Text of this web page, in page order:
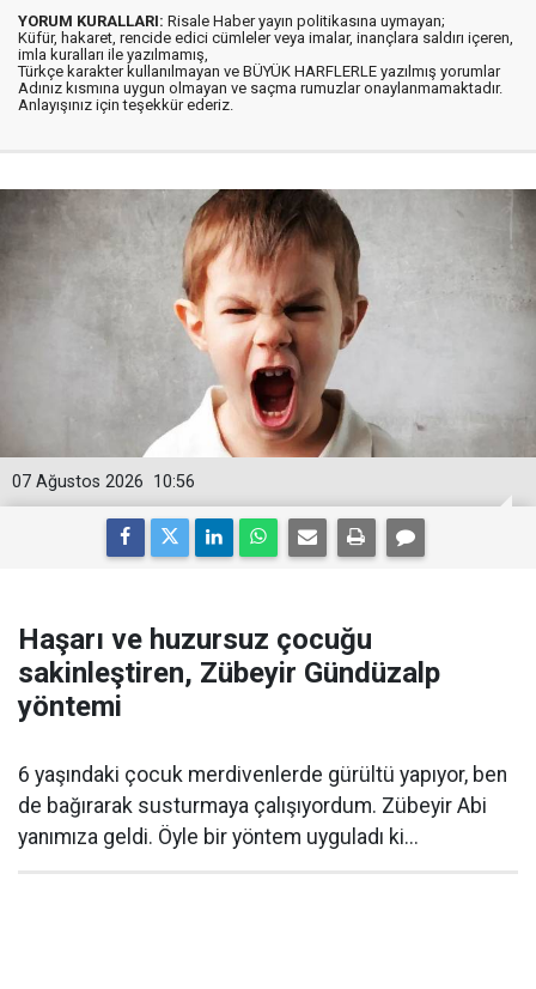
YORUM KURALLARI: Risale Haber yayın politikasına uymayan;
Küfür, hakaret, rencide edici cümleler veya imalar, inançlara saldırı içeren,
imla kuralları ile yazılmamış,
Türkçe karakter kullanılmayan ve BÜYÜK HARFLERLE yazılmış yorumlar
Adınız kısmına uygun olmayan ve saçma rumuzlar onaylanmamaktadır.
Anlayışınız için teşekkür ederiz.
10:56
07 Ağustos 2026
Haşarı ve huzursuz çocuğu
sakinleştiren, Zübeyir Gündüzalp
yöntemi
6 yaşındaki çocuk merdivenlerde gürültü yapıyor, ben
de bağırarak susturmaya çalışıyordum. Zübeyir Abi
yanımıza geldi. Öyle bir yöntem uyguladı ki...